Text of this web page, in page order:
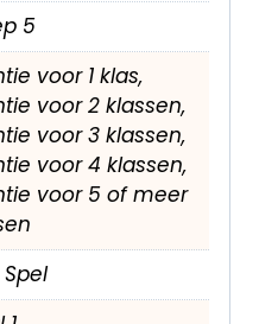
5
voor 1 klas,
voor 2 klassen,
voor 3 klassen,
voor 4 klassen,
voor 5 of meer